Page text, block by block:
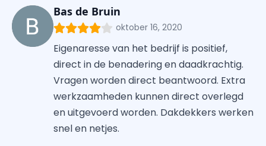
Bas de Bruin
oktober 16, 2020
Eigenaresse van het bedrijf is positief,
direct in de benadering en daadkrachtig.
Vragen worden direct beantwoord. Extra
werkzaamheden kunnen direct overlegd
en uitgevoerd worden. Dakdekkers werken
snel en netjes.